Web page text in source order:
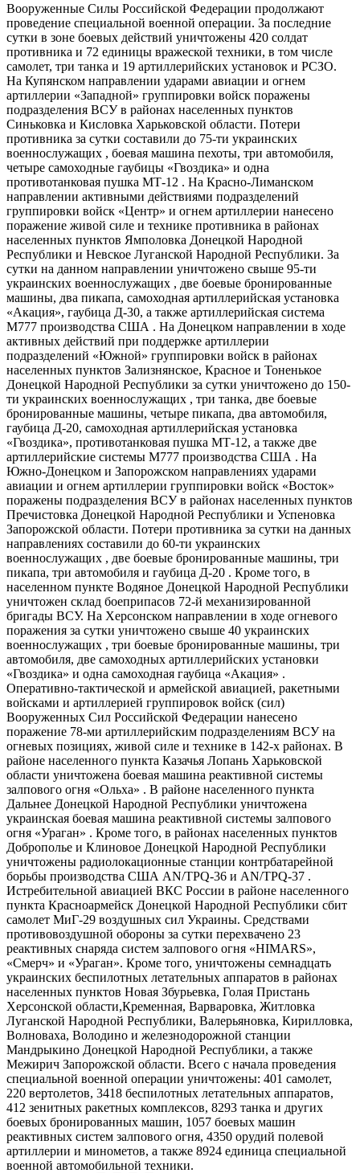
Вооруженные Силы Российской Федерации продолжают
проведение специальной военной операции. За последние
сутки в зоне боевых действий уничтожены 420 солдат
противника и 72 единицы вражеской техники, в том числе
самолет, три танка и 19 артиллерийских установок и РСЗО.
На Купянском направлении ударами авиации и огнем
артиллерии «Западной» группировки войск поражены
подразделения ВСУ в районах населенных пунктов
Синьковка и Кисловка Харьковской области. Потери
противника за сутки составили до 75-ти украинских
военнослужащих , боевая машина пехоты, три автомобиля,
четыре самоходные гаубицы «Гвоздика» и одна
противотанковая пушка МТ-12 . На Красно-​Лиманском
направлении активными действиями подразделений
группировки войск «Центр» и огнем артиллерии нанесено
поражение живой силе и технике противника в районах
населенных пунктов Ямполовка Донецкой Народной
Республики и Невское Луганской Народной Республики. За
сутки на данном направлении уничтожено свыше 95-ти
украинских военнослужащих , две боевые бронированные
машины, два пикапа, самоходная артиллерийская установка
«Акация», гаубица Д-30, а также артиллерийская система
М777 производства США . На Донецком направлении в ходе
активных действий при поддержке артиллерии
подразделений «Южной» группировки войск в районах
населенных пунктов Зализнянское, Красное и Тоненькое
Донецкой Народной Республики за сутки уничтожено до 150-
ти украинских военнослужащих , три танка, две боевые
бронированные машины, четыре пикапа, два автомобиля,
гаубица Д-20, самоходная артиллерийская установка
«Гвоздика», противотанковая пушка МТ-12, а также две
артиллерийские системы М777 производства США . На
Южно-​Донецком и Запорожском направлениях ударами
авиации и огнем артиллерии группировки войск «Восток»
поражены подразделения ВСУ в районах населенных пунктов
Пречистовка Донецкой Народной Республики и Успеновка
Запорожской области. Потери противника за сутки на данных
направлениях составили до 60-ти украинских
военнослужащих , две боевые бронированные машины, три
пикапа, три автомобиля и гаубица Д-20 . Кроме того, в
населенном пункте Водяное Донецкой Народной Республики
уничтожен склад боеприпасов 72-й механизированной
бригады ВСУ. На Херсонском направлении в ходе огневого
поражения за сутки уничтожено свыше 40 украинских
военнослужащих , три боевые бронированные машины, три
автомобиля, две самоходных артиллерийских установки
«Гвоздика» и одна самоходная гаубица «Акация» .
Оперативно-​тактической и армейской авиацией, ракетными
войсками и артиллерией группировок войск (сил)
Вооруженных Сил Российской Федерации нанесено
поражение 78-ми артиллерийским подразделениям ВСУ на
огневых позициях, живой силе и технике в 142-х районах. В
районе населенного пункта Казачья Лопань Харьковской
области уничтожена боевая машина реактивной системы
залпового огня «Ольха» . В районе населенного пункта
Дальнее Донецкой Народной Республики уничтожена
украинская боевая машина реактивной системы залпового
огня «Ураган» . Кроме того, в районах населенных пунктов
Доброполье и Клиновое Донецкой Народной Республики
уничтожены радиолокационные станции контрбатарейной
борьбы производства США AN/TPQ-36 и AN/TPQ-37 .
Истребительной авиацией ВКС России в районе населенного
пункта Красноармейск Донецкой Народной Республики сбит
самолет МиГ-29 воздушных сил Украины. Средствами
противовоздушной обороны за сутки перехвачено 23
реактивных снаряда систем залпового огня «HIMARS»,
«Смерч» и «Ураган». Кроме того, уничтожены семнадцать
украинских беспилотных летательных аппаратов в районах
населенных пунктов Новая Збурьевка, Голая Пристань
Херсонской области,Кременная, Варваровка, Житловка
Луганской Народной Республики, Валерьяновка, Кирилловка,
Волноваха, Володино и железнодорожной станции
Мандрыкино Донецкой Народной Республики, а также
Межирич Запорожской области. Всего с начала проведения
специальной военной операции уничтожены: 401 самолет,
220 вертолетов, 3418 беспилотных летательных аппаратов,
412 зенитных ракетных комплексов, 8293 танка и других
боевых бронированных машин, 1057 боевых машин
реактивных систем залпового огня, 4350 орудий полевой
артиллерии и минометов, а также 8924 единица специальной
военной автомобильной техники.